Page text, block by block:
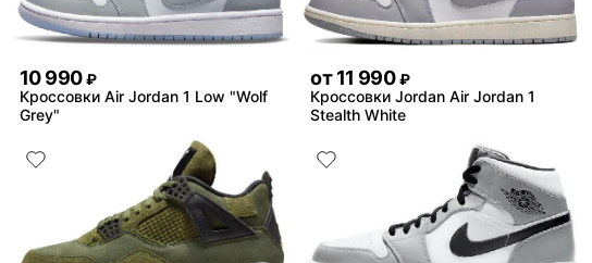
10 990 ₽
Кроссовки Air Jordan 1 Low "Wolf
Grey"
от 11 990 ₽
Кроссовки Jordan Air Jordan 1
Stealth White